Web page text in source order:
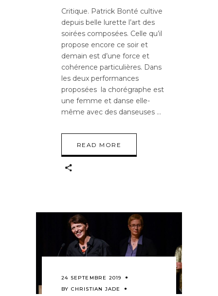
Critique. Patrick Bonté cultive
depuis belle lurette l’art des
soirées composées. Celle qu’il
propose encore ce soir et
demain est d’une force et
cohérence particulières. Dans
les deux performances
proposées la chorégraphe est
une femme et danse elle-
même avec des danseuses
READ MORE
24 SEPTEMBRE 2019
BY CHRISTIAN JADE